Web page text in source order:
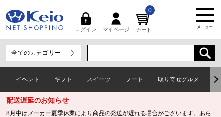
ログイン マイページ カート
0
メニュー
イベント ギフト スイーツ フード 取り寄せグルメ
配送遅延のお知らせ
8月中はメーカー夏季休業により商品の発送が遅れる場合がございます。あら